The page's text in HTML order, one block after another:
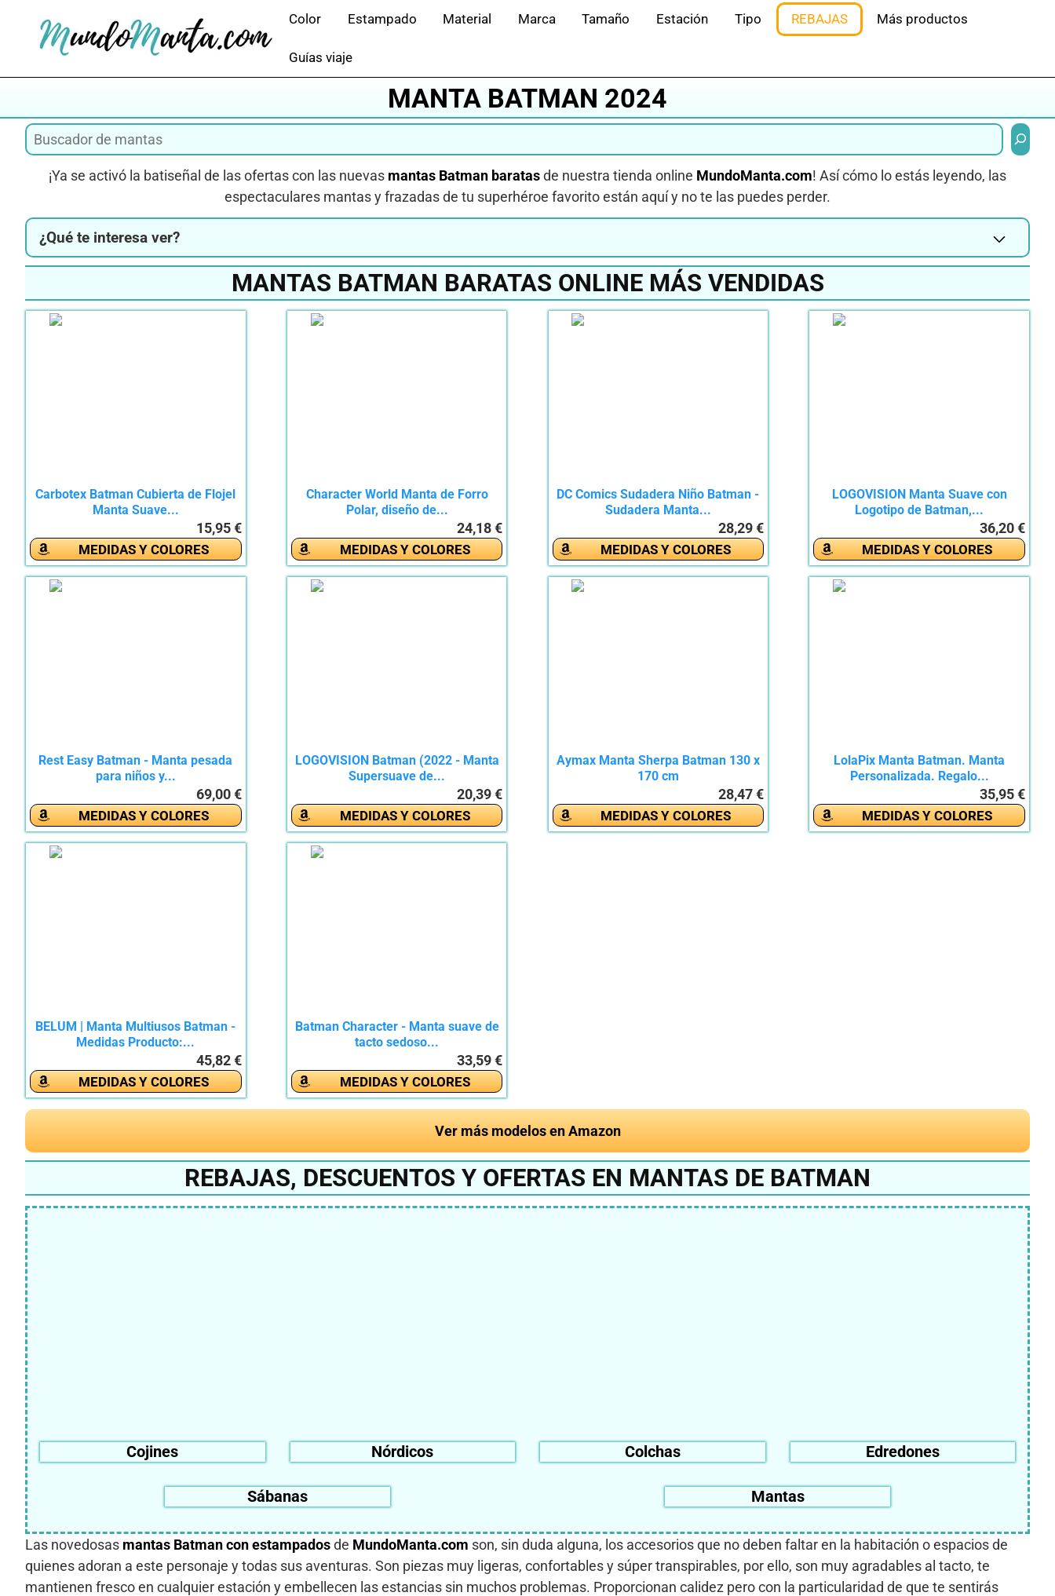
contenido
Color Estampado Material Marca Tamaño Estación Tipo REBAJAS Más productos
Guías viaje
MANTA BATMAN 2024
Buscar
¡Ya se activó la batiseñal de las ofertas con las nuevas mantas Batman baratasde nuestra tienda online MundoManta.com! Así cómo lo estás leyendo, las
espectaculares mantas y frazadas de tu superhéroe favorito están aquí y no te las puedes perder.
¿Qué te interesa ver?
MANTAS BATMAN BARATAS ONLINE MÁS VENDIDAS
Carbotex Batman Cubierta de Flojel
Manta Suave...
15,95 €
MEDIDAS Y COLORES
Character World Manta de Forro
Polar, diseño de...
24,18 €
MEDIDAS Y COLORES
DC Comics Sudadera Niño Batman -
Sudadera Manta...
28,29 €
MEDIDAS Y COLORES
LOGOVISION Manta Suave con
Logotipo de Batman,...
36,20 €
MEDIDAS Y COLORES
Rest Easy Batman - Manta pesada
para niños y...
69,00 €
MEDIDAS Y COLORES
LOGOVISION Batman (2022 - Manta
Supersuave de...
20,39 €
MEDIDAS Y COLORES
Aymax Manta Sherpa Batman 130 x
170 cm
28,47 €
MEDIDAS Y COLORES
LolaPix Manta Batman. Manta
Personalizada. Regalo...
35,95 €
MEDIDAS Y COLORES
BELUM | Manta Multiusos Batman -
Medidas Producto:...
45,82 €
MEDIDAS Y COLORES
Batman Character - Manta suave de
tacto sedoso...
33,59 €
MEDIDAS Y COLORES
Ver más modelos en Amazon
REBAJAS, DESCUENTOS Y OFERTAS EN MANTAS DE BATMAN
Cojines Nórdicos Colchas Edredones
Sábanas Mantas
Las novedosas mantas Batman con estampadosde MundoManta.com son, sin duda alguna, los accesorios que no deben faltar en la habitación o espacios de
quienes adoran a este personaje y todas sus aventuras. Son piezas muy ligeras, confortables y súper transpirables, por ello, son muy agradables al tacto, te
mantienen fresco en cualquier estación y embellecen las estancias sin muchos problemas. Proporcionan calidez pero con la particularidad de que te sentirás